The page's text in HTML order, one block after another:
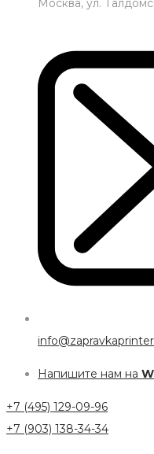
Москва, ул.
Напишите нам на
+7 (495) 129-09-96
+7 (903) 138-34-34